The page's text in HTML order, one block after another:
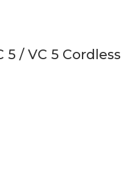
/ VC 5 Cordless